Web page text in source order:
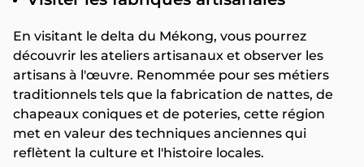
En visitant le delta du Mékong, vous pourrez
découvrir les ateliers artisanaux et observer les
artisans à l'œuvre. Renommée pour ses métiers
traditionnels tels que la fabrication de nattes, de
chapeaux coniques et de poteries, cette région
met en valeur des techniques anciennes qui
reflètent la culture et l'histoire locales.